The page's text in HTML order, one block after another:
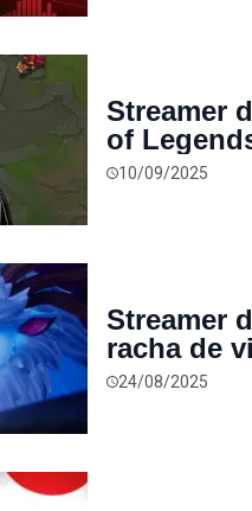
Streamer
of
mantener
10/09/2025
Streamer
racha de
terminó
24/08/2025